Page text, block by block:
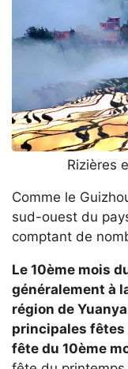
Rizières
Comme le
sud-ouest du
comptant de
Le 10ème mois
généralement à
région de
principales fêtes
fête du 10ème